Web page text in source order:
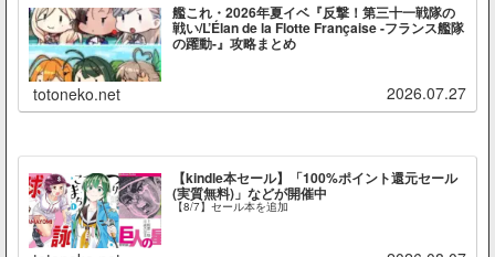
艦これ・2026年夏イベ『反撃！第三十一戦隊の
戦い/L’Élan de la Flotte Française -フランス艦隊
の躍動-』攻略まとめ
totoneko.net 2026.07.27
【kindle本セール】「100%ポイント還元セール
(実質無料)」などが開催中
【8/7】セール本を追加